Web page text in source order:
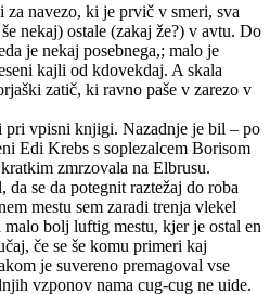
za navezo, ki je prvič v smeri, sva
nekaj) ostale (zakaj že?) v avtu. Do
je nekaj posebnega,; malo je
kajli od kdovekdaj. A skala
zatič, ki ravno paše v zarezo v
pri vpisni knjigi. Nazadnje je bil – po
Edi Krebs s soplezalcem Borisom
zmrzovala na Elbrusu.
da se da potegnit raztežaj do roba
mestu sem zaradi trenja vlekel
bolj luftig mestu, kjer je ostal en
če se še komu primeri kaj
je suvereno premagoval vse
vzponov nama cug-cug ne uide.